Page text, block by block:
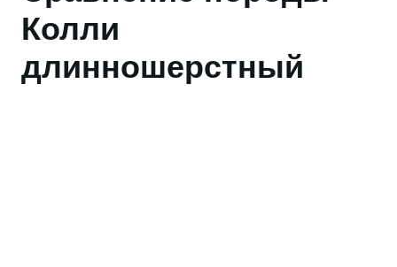
Колли
длинношерстный